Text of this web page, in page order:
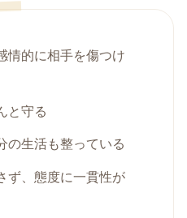
情的に相手を傷つけ
と守る
の生活も整っている
ず、態度に一貫性が